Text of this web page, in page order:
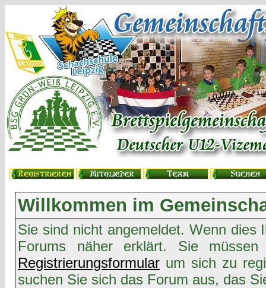
Willkommen im
Sie sind nicht angemeldet. Wenn
Forums näher erklärt. Sie
Registrierungsformular um sich zu
suchen Sie sich das Forum aus, das